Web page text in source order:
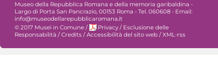
Museo della Repubblica Romana e della memoria garibaldina -
Largo di Porta San Pancrazio, 00153 Roma - Tel. 060608 - Email:
info@museodellarepubblicaromana.it
© 2017 Musei in Comune / Privacy / Esclusione delle
Responsabilità /Credits /Accessibilità del sito web /XML-rss